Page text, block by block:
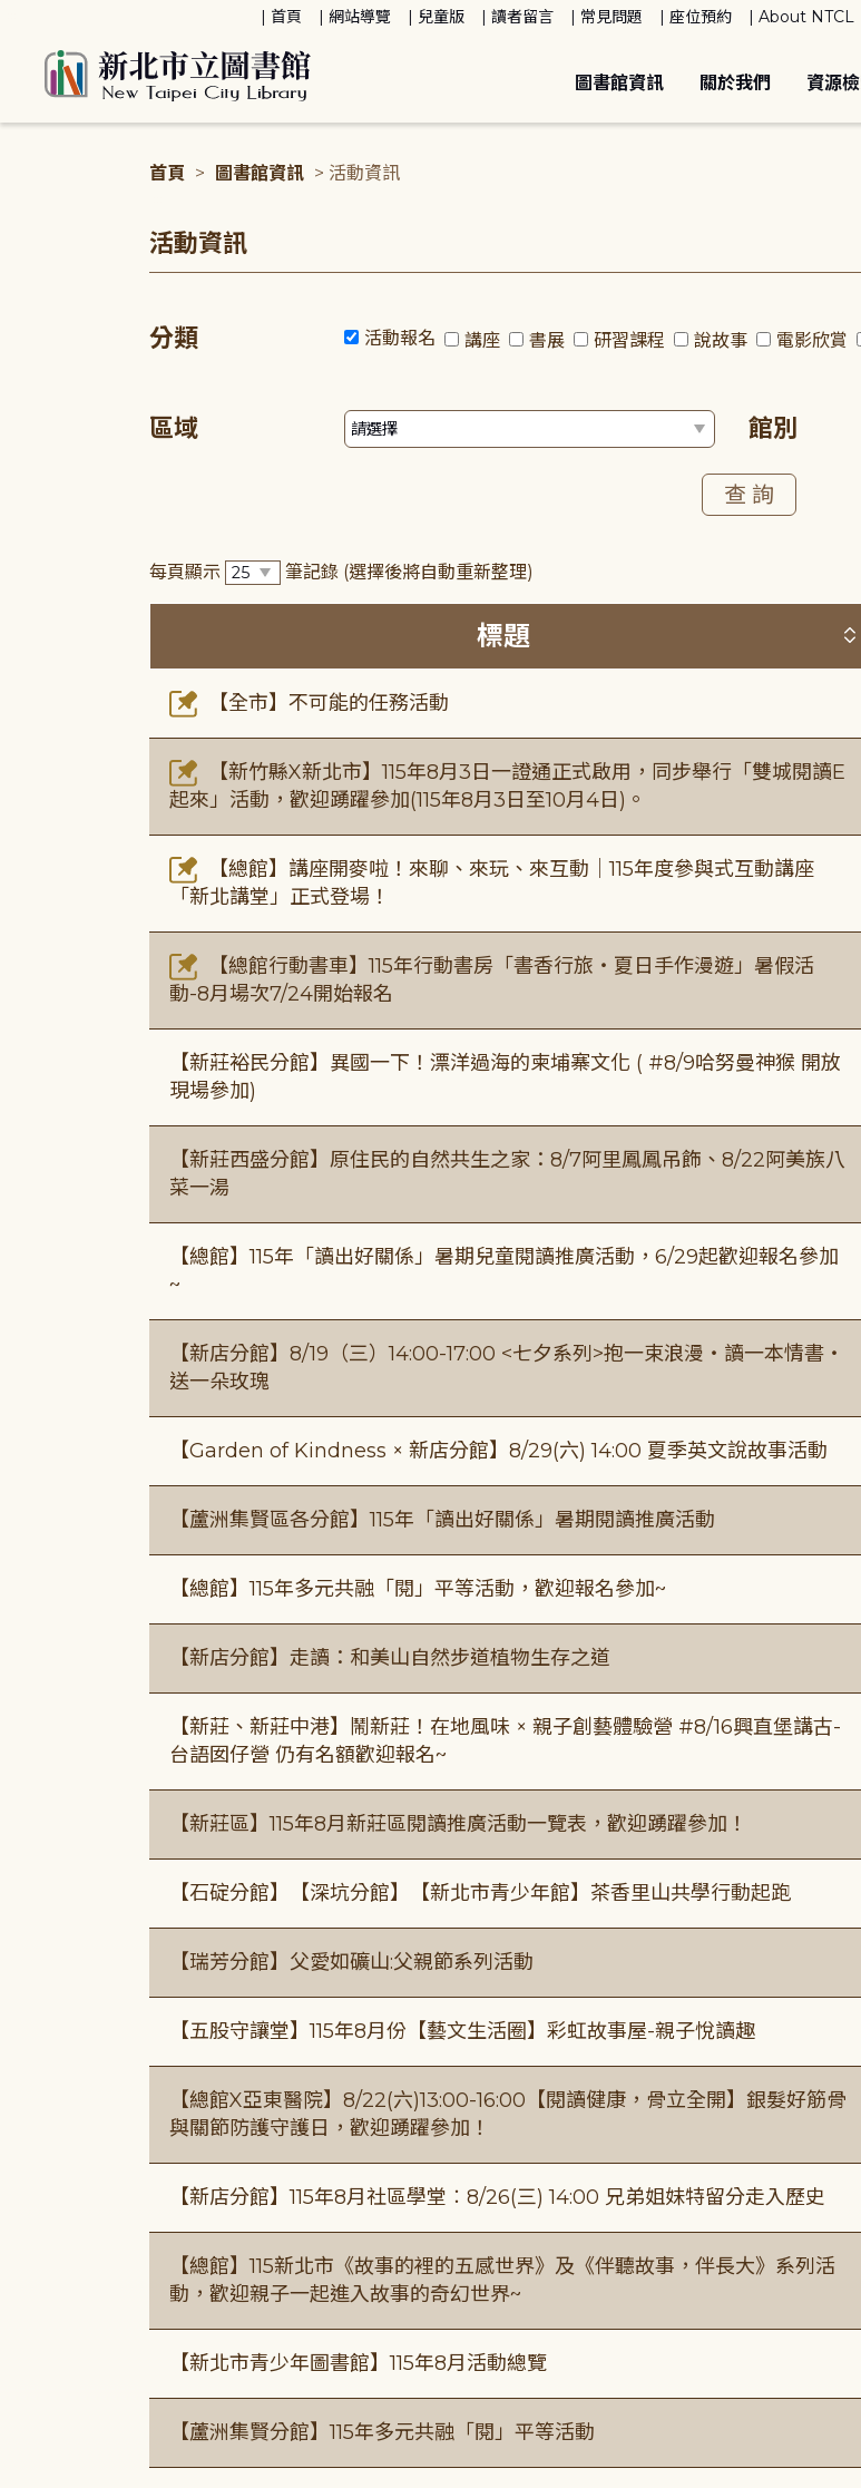
首頁 網站導覽 兒童版 讀者留言 常見問題 座位預約 About NTCL
圖書館資訊 關於我們 資源
首頁 > 圖書館資訊 > 活動資訊
活動資訊
分類 活動報名 講座 書展 研習課程 說故事 電影欣賞
區域 館別
每頁顯示 筆記錄 (選擇後將自動重新整理)
標題
【全市】不可能的任務活動
【新竹縣X新北市】115年8月3日一證通正式啟用，同步舉行「雙城閱讀E
起來」活動，歡迎踴躍參加(115年8月3日至10月4日)。
【總館】講座開麥啦！來聊、來玩、來互動｜115年度參與式互動講座
「新北講堂」正式登場！
【總館行動書車】115年行動書房「書香行旅・夏日手作漫遊」暑假活
動-8月場次7/24開始報名
【新莊裕民分館】異國一下！漂洋過海的柬埔寨文化 ( #8/9哈努曼神猴 開放
現場參加)
【新莊西盛分館】原住民的自然共生之家：8/7阿里鳳鳳吊飾、8/22阿美族八
菜一湯
【總館】115年「讀出好關係」暑期兒童閱讀推廣活動，6/29起歡迎報名參加
~
【新店分館】8/19（三）14:00-17:00 <七夕系列>抱一束浪漫・讀一本情書・
送一朵玫瑰
【Garden of Kindness × 新店分館】8/29(六) 14:00 夏季英文說故事活動
【蘆洲集賢區各分館】115年「讀出好關係」暑期閱讀推廣活動
【總館】115年多元共融「閱」平等活動，歡迎報名參加~
【新店分館】走讀：和美山自然步道植物生存之道
【新莊、新莊中港】鬧新莊！在地風味 × 親子創藝體驗營 #8/16興直堡講古-
台語囡仔營 仍有名額歡迎報名~
【新莊區】115年8月新莊區閱讀推廣活動一覽表，歡迎踴躍參加！
【石碇分館】【深坑分館】【新北市青少年館】茶香里山共學行動起跑
【瑞芳分館】父愛如礦山:父親節系列活動
【五股守讓堂】115年8月份【藝文生活圈】彩虹故事屋-親子悅讀趣
【總館X亞東醫院】8/22(六)13:00-16:00【閱讀健康，骨立全開】銀髮好筋骨
與關節防護守護日，歡迎踴躍參加！
【新店分館】115年8月社區學堂︰8/26(三) 14:00 兄弟姐妹特留分走入歷史
【總館】115新北市《故事的裡的五感世界》及《伴聽故事，伴長大》系列活
動，歡迎親子一起進入故事的奇幻世界~
【新北市青少年圖書館】115年8月活動總覽
【蘆洲集賢分館】115年多元共融「閱」平等活動